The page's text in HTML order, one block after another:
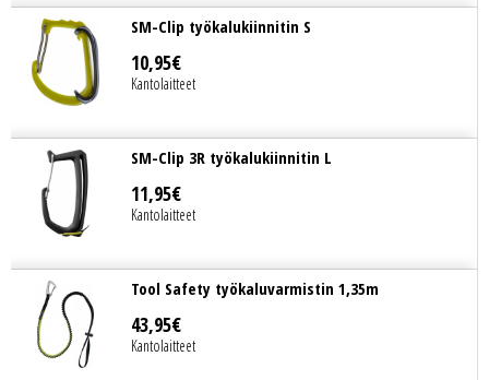
SM-Clip työkalukiinnitin S
10,95€
Kantolaitteet
SM-Clip 3R työkalukiinnitin L
11,95€
Kantolaitteet
Tool Safety työkaluvarmistin 1,35m
43,95€
Kantolaitteet